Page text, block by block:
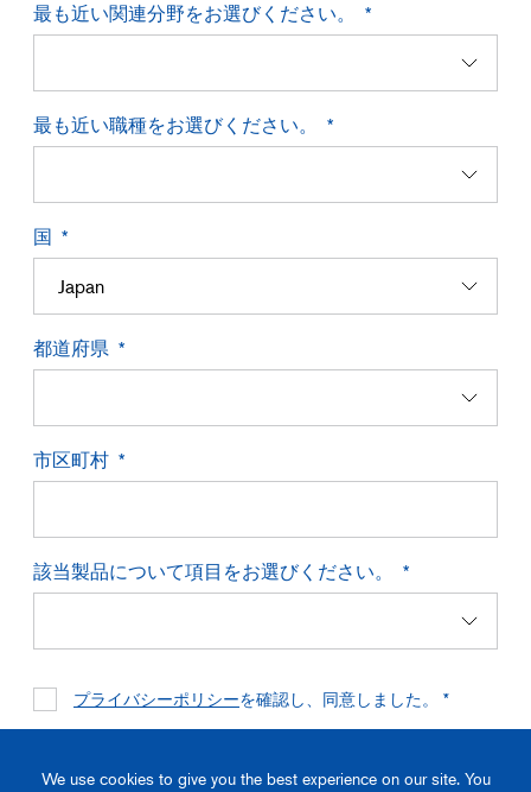
最も近い関連分野をお選びください。
最も近い職種をお選びください。
国
都道府県
市区町村
該当製品について項目をお選びください。
プライバシーポリシーを確認し、同意しました。 *
響などでカタログがダウンロードができない場合は、「お問い合わせ」
We use cookies to give you the best experience on our site. You